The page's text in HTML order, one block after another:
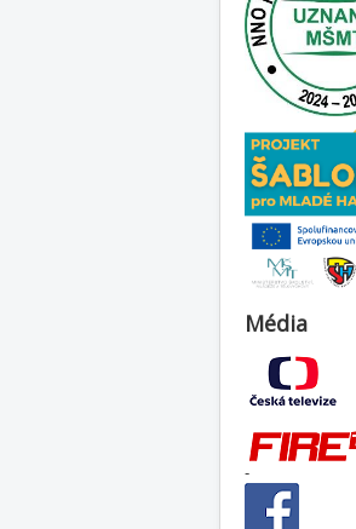
Média
-